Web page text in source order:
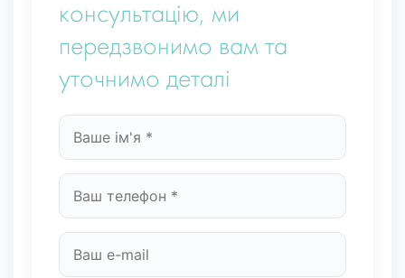
консультацію, ми
передзвонимо вам та
уточнимо деталі